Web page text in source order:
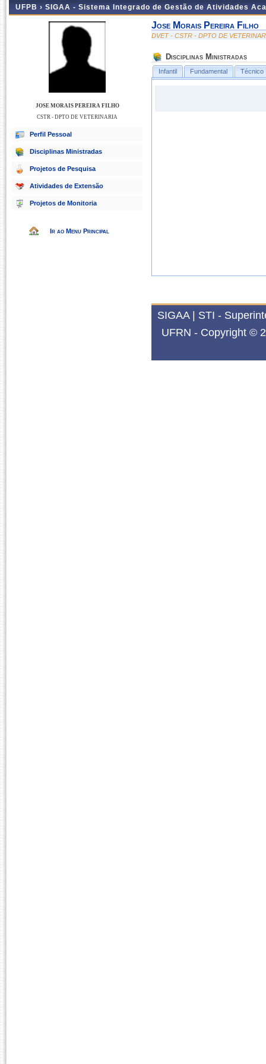
UFPB › SIGAA - Sistema Integrado de Gestão de Atividades
JOSE MORAIS PEREIRA FILHO
CSTR - DPTO DE VETERINARIA
Perfil Pessoal
Disciplinas Ministradas
Projetos de Pesquisa
Atividades de Extensão
Projetos de Monitoria
Ir ao Menu Principal
Jose Morais Pereira Filho
DVET - CSTR - DPTO DE
Disciplinas Ministradas
Infantil Fundamental Técnico
SIGAA | STI -
UFRN - Copyright ©